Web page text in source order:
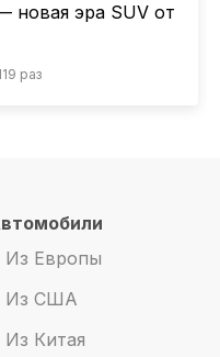
новая эра SUV от
раз
Из Европы
Из США
Из Китая